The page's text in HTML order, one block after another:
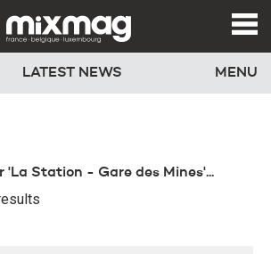
LATEST NEWS MENU
'La Station - Gare des Mines'...